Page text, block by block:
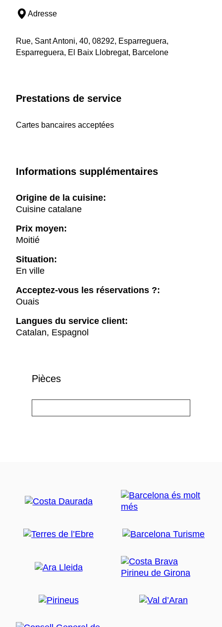
Adresse
Rue, Sant Antoni, 40, 08292, Esparreguera,
Esparreguera, El Baix Llobregat, Barcelone
Prestations de service
Cartes bancaires acceptées
Informations supplémentaires
Origine de la cuisine:
Cuisine catalane
Prix moyen:
Moitié
Situation:
En ville
Acceptez-vous les réservations ?:
Ouais
Langues du service client:
Catalan, Espagnol
Pièces